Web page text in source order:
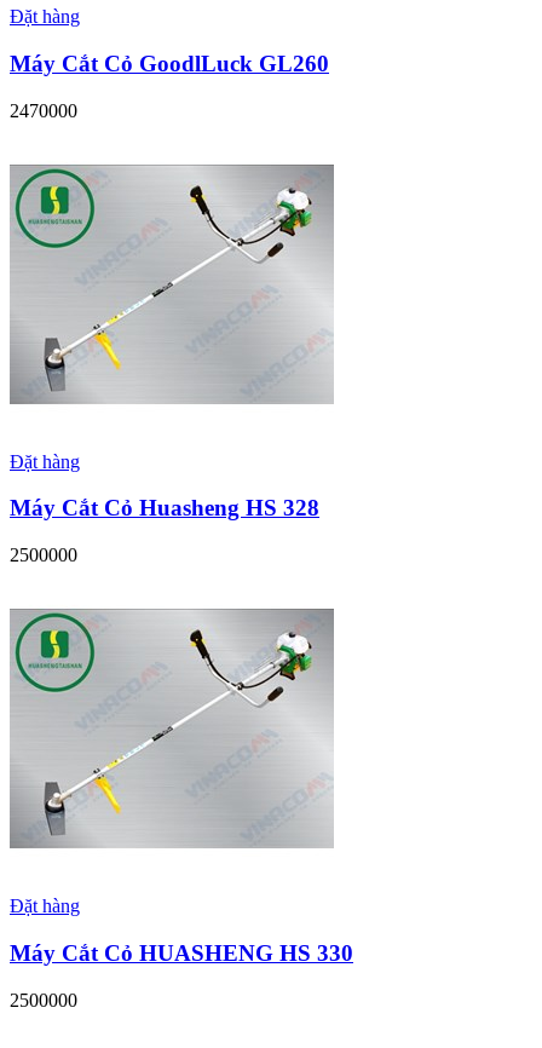
Đặt hàng
Máy Cắt Cỏ GoodlLuck GL260
2470000
Đặt hàng
Máy Cắt Cỏ Huasheng HS 328
2500000
Đặt hàng
Máy Cắt Cỏ HUASHENG HS 330
2500000